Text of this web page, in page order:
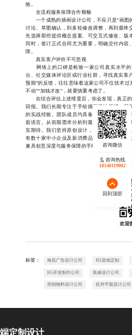
验。
全流程服务保障合作顺畅
一个成熟的插画设计公司，不应只是“画图
讨论、草图确认，到多轮修改调整，再到最
先选择那些提供概念提案、可交互式修改、
同时，签订正式合同尤为重要，明确交付内
障。
真实客户评价不可忽视
网络上的口碑是检验一家公司真实水平的
台、社交媒体评论区或行业社群，寻找真实客
预期”的反馈，往往意味着这家公司不仅技术
不动”“加钱才改”，就要慎重考虑了。
在综合评估上述维度后，你会发现，真正的
回报。我们长期专注于手绘插画设计领域，
的实战经验。团队成员均具备扎实的艺术功
面语言。从前期需求分析到最终交付，全程
实期待。我们坚持原创设计，拒绝模板化复
有数十家中小企业及新消费品牌选择与我们
兼具创意深度与服务保障的手绘插画设计公司
欢迎
标签： 南昌广告设计公司 H5游戏定制
H5开发制作公司 装修设计公司
营销物料设计公司 杭州平面设计公司
咨询热线
18140119082
回到顶部
定制设计